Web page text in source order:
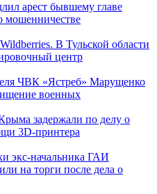
арест бывшему главе
мошенничестве
В Тульской области
центр
ЧВК «Ястреб» Марущенко
военных
задержали по делу о
3D‑принтера
экс-начальника ГАИ
на торги после дела о